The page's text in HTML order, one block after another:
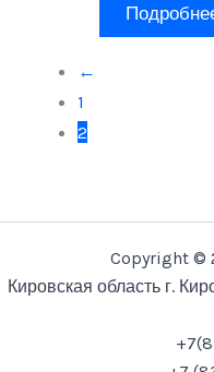
←
1
2
Copyright
Кировская область г.